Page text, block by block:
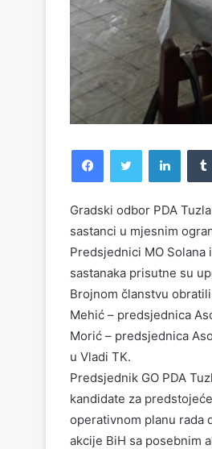
Gradski odbor PDA
sastanci u mjesnim
Predsjednici MO
sastanaka prisutne su
Brojnom članstvu
Mehić – predsjednica
Morić – predsjednica
u Vladi TK.
Predsjednik GO PDA
kandidate za
operativnom planu rada
akcije BiH sa posebnim